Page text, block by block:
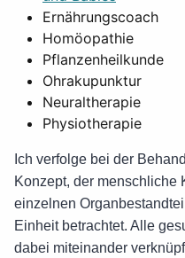
Ernährungscoach
Homöopathie
Pflanzenheilkunde
Ohrakupunktur
Neuraltherapie
Physiotherapie
Ich verfolge bei der
Konzept, der menschliche
einzelnen
Einheit betrachtet. Alle
dabei miteinander